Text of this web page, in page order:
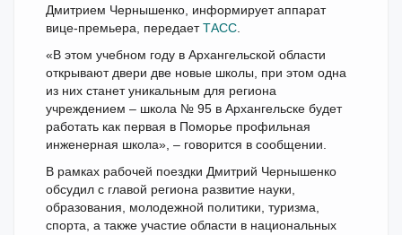
Дмитрием Чернышенко, информирует аппарат
вице-премьера, передаетТАСС
«В этом учебном году в Архангельской области
открывают двери две новые школы, при этом одна
из них станет уникальным для региона
учреждением – школа № 95 в Архангельске будет
работать как первая в Поморье профильная
инженерная школа», – говорится в сообщении.
В рамках рабочей поездки Дмитрий Чернышенко
обсудил с главой региона развитие науки,
образования, молодежной политики, туризма,
спорта, а также участие области в национальных